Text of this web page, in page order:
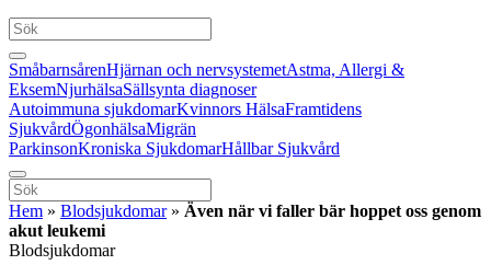
SmåbarnsårenHjärnan och nervsystemetAstma, Allergi &
EksemNjurhälsaSällsynta diagnoser
Autoimmuna sjukdomarKvinnors HälsaFramtidens
SjukvårdÖgonhälsaMigrän
ParkinsonKroniska SjukdomarHållbar Sjukvård
Hem » Blodsjukdomar» Även när vi faller bär hoppet oss genom
akut leukemi
Blodsjukdomar